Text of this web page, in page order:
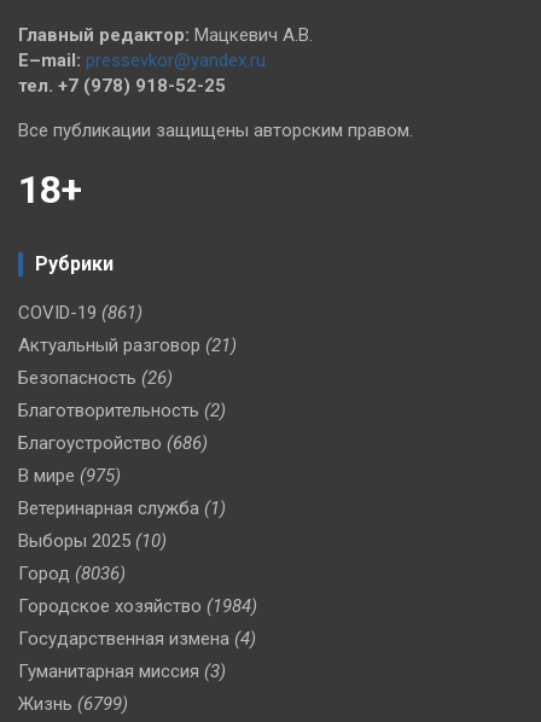
Главный редактор: Мацкевич А.В.
E–mail: pressevkor@yandex.ru
тел. +7 (978) 918-52-25
Все публикации защищены авторским правом.
18+
Рубрики
COVID-19 (861)
Актуальный разговор (21)
Безопасность (26)
Благотворительность (2)
Благоустройство (686)
В мире (975)
Ветеринарная служба (1)
Выборы 2025 (10)
Город (8036)
Городское хозяйство (1984)
Государственная измена (4)
Гуманитарная миссия (3)
Жизнь (6799)